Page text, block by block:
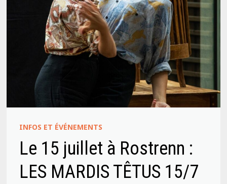
INFOS ET ÉVÉNEMENTS
Le 15 juillet à Rostrenn :
LES MARDIS TÊTUS 15/7